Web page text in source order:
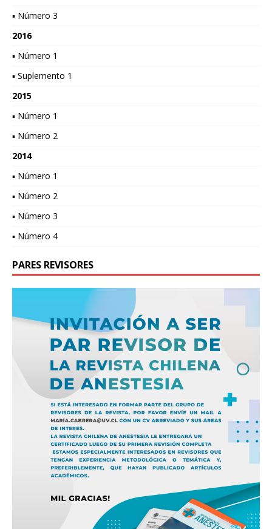
▪ Número 3
2016
▪ Número 1
▪ Suplemento 1
2015
▪ Número 1
▪ Número 2
2014
▪ Número 1
▪ Número 2
▪ Número 3
▪ Número 4
PARES REVISORES